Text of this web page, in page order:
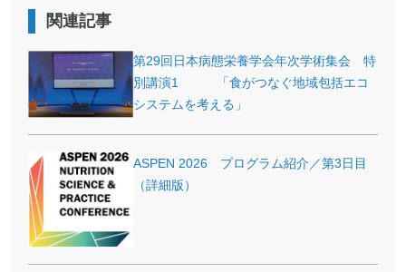
関連記事
第29回日本病態栄養学会年次学術集会 特
別講演1 「食がつなぐ地域包括エコ
システムを考える」
ASPEN 2026 プログラム紹介／第3日目
（詳細版）